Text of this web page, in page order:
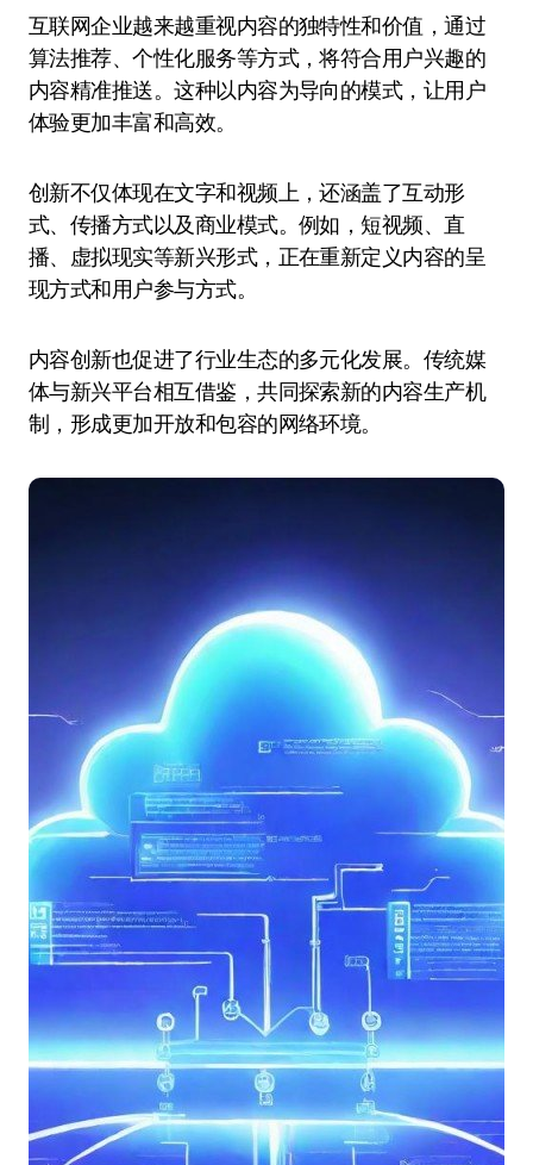
互联网企业越来越重视内容的独特性和价值，通过
算法推荐、个性化服务等方式，将符合用户兴趣的
内容精准推送。这种以内容为导向的模式，让用户
体验更加丰富和高效。
创新不仅体现在文字和视频上，还涵盖了互动形
式、传播方式以及商业模式。例如，短视频、直
播、虚拟现实等新兴形式，正在重新定义内容的呈
现方式和用户参与方式。
内容创新也促进了行业生态的多元化发展。传统媒
体与新兴平台相互借鉴，共同探索新的内容生产机
制，形成更加开放和包容的网络环境。